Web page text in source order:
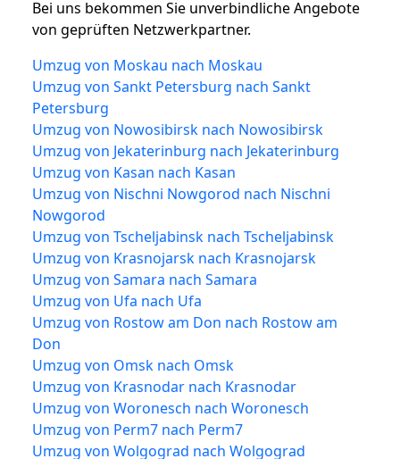
Bei uns bekommen Sie unverbindliche Angebote
von geprüften Netzwerkpartner.
Umzug von Moskau nach Moskau
Umzug von Sankt Petersburg nach Sankt
Petersburg
Umzug von Nowosibirsk nach Nowosibirsk
Umzug von Jekaterinburg nach Jekaterinburg
Umzug von Kasan nach Kasan
Umzug von Nischni Nowgorod nach Nischni
Nowgorod
Umzug von Tscheljabinsk nach Tscheljabinsk
Umzug von Krasnojarsk nach Krasnojarsk
Umzug von Samara nach Samara
Umzug von Ufa nach Ufa
Umzug von Rostow am Don nach Rostow am
Don
Umzug von Omsk nach Omsk
Umzug von Krasnodar nach Krasnodar
Umzug von Woronesch nach Woronesch
Umzug von Perm7 nach Perm7
Umzug von Wolgograd nach Wolgograd